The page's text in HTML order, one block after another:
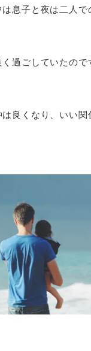
息子と夜は二人で
過ごしていたので
良くなり、いい